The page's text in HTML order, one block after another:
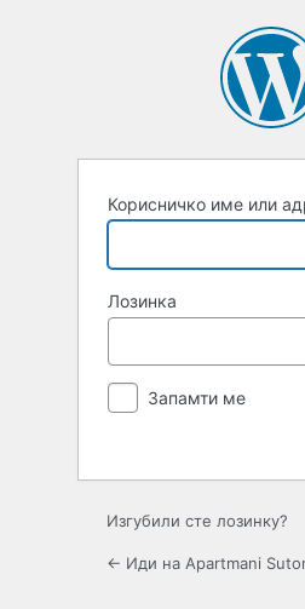
Корисничко име или
Лозинка
Запамти ме
Изгубили сте лозинку?
← Иди на Apartmani